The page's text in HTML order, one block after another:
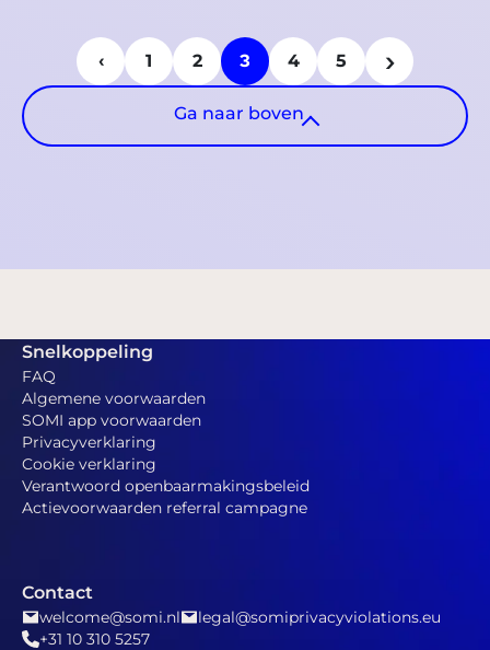
‹ 1 2 3 4 5 ›
Ga naar boven
Snelkoppeling
FAQ
Algemene voorwaarden
SOMI app voorwaarden
Privacyverklaring
Cookie verklaring
Verantwoord openbaarmakingsbeleid
Actievoorwaarden referral campagne
Contact
welcome@somi.nl
legal@somiprivacyviolations.eu
+31 10 310 5257